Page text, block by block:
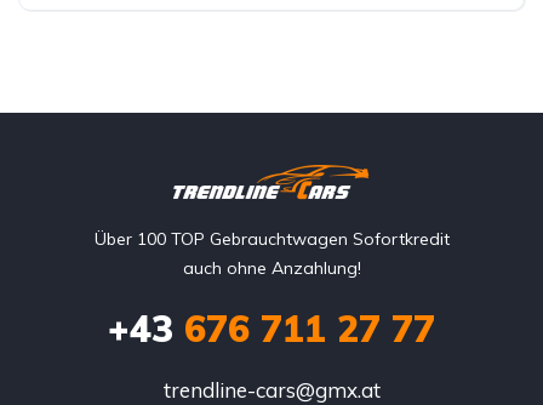
Über 100 TOP Gebrauchtwagen Sofortkredit
auch ohne Anzahlung!
+43 676 711 27 77
trendline-cars@gmx.at